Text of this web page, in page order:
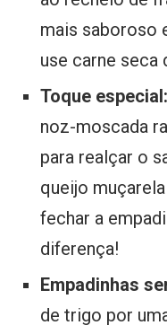
mais saboroso
use carne seca
Toque especial:
noz-moscada
para realçar o
queijo
fechar a
diferença!
Empadinhas
de trigo por